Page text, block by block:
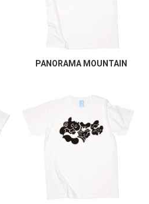
PANORAMA MOUNTAIN